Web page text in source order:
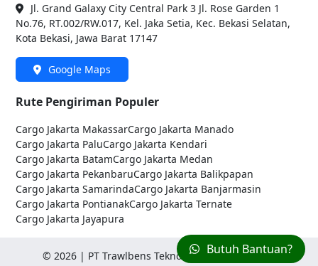
Butuh Bantuan?
Jl. Grand Galaxy City Central Park 3 Jl. Rose Garden 1
No.76, RT.002/RW.017, Kel. Jaka Setia, Kec. Bekasi Selatan,
Kota Bekasi, Jawa Barat 17147
Google Maps
Rute Pengiriman Populer
Cargo Jakarta MakassarCargo Jakarta Manado
Cargo Jakarta PaluCargo Jakarta Kendari
Cargo Jakarta BatamCargo Jakarta Medan
Cargo Jakarta PekanbaruCargo Jakarta Balikpapan
Cargo Jakarta SamarindaCargo Jakarta Banjarmasin
Cargo Jakarta PontianakCargo Jakarta Ternate
Cargo Jakarta Jayapura
© 2026| PT Trawlbens Teknologi Anak Indonesia